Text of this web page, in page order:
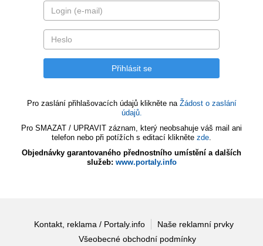
Pro zaslání přihlašovacích údajů klikněte na Žádost o zaslání
údajů.
Pro SMAZAT / UPRAVIT záznam, který neobsahuje váš mail ani
telefon nebo při potížích s editací klikněte zde.
Objednávky garantovaného přednostního umístění a dalších
služeb: www.portaly.info
Kontakt, reklama / Portaly.info
Naše reklamní prvky
Všeobecné obchodní podmínky